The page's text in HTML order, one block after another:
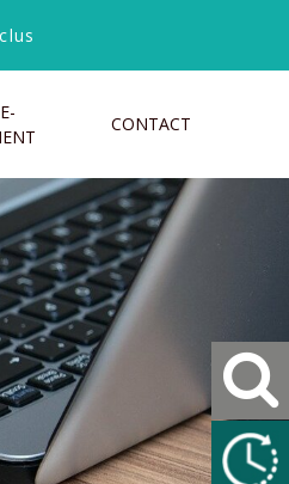
CONTACT